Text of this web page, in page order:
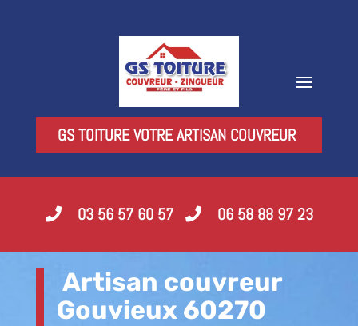
GS TOITURE VOTRE ARTISAN COUVREUR
03 56 57 60 57 06 58 88 97 23
Artisan couvreur
Gouvieux 60270